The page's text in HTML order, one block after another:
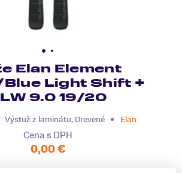
Elan Element
Light Shift +
9.0 19/20
Výstuž z laminátu, Drevené Elan
Cena s DPH
0,00 €